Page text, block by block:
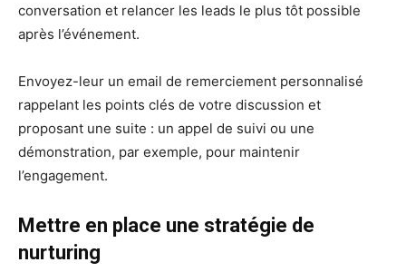
conversation et relancer les leads le plus tôt possible
après l’événement.
Envoyez-leur un email de remerciement personnalisé
rappelant les points clés de votre discussion et
proposant une suite : un appel de suivi ou une
démonstration, par exemple, pour maintenir
l’engagement.
Mettre en place une stratégie de
nurturing